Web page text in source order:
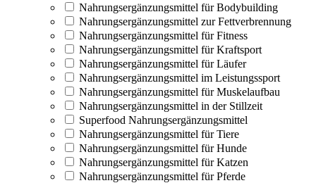
Nahrungsergänzungsmittel für Bodybuilding
Nahrungsergänzungsmittel zur Fettverbrennung
Nahrungsergänzungsmittel für Fitness
Nahrungsergänzungsmittel für Kraftsport
Nahrungsergänzungsmittel für Läufer
Nahrungsergänzungsmittel im Leistungssport
Nahrungsergänzungsmittel für Muskelaufbau
Nahrungsergänzungsmittel in der Stillzeit
Superfood Nahrungsergänzungsmittel
Nahrungsergänzungsmittel für Tiere
Nahrungsergänzungsmittel für Hunde
Nahrungsergänzungsmittel für Katzen
Nahrungsergänzungsmittel für Pferde